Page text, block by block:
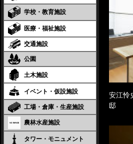
学校・教育施設
医療・福祉施設
交通施設
公園
土木施設
イベント・仮設施設
工場・倉庫・生産施設
農林水産施設
タワー・モニュメント
安江怜
邸